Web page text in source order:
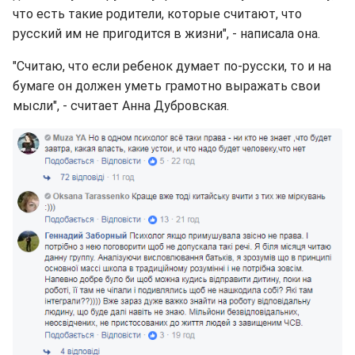
что есть такие родители, которые считают, что
русский им не пригодится в жизни", - написала она.
"Считаю, что если ребенок думает по-русски, то и на
бумаге он должен уметь грамотно выражать свои
мысли", - считает Анна Дубровская.